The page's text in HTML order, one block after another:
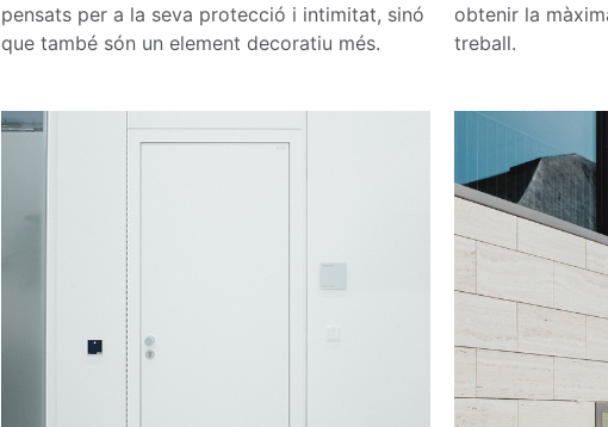
pensats per a la seva protecció i intimitat, sinó
que també són un element decoratiu més.
obtenir la
treball.